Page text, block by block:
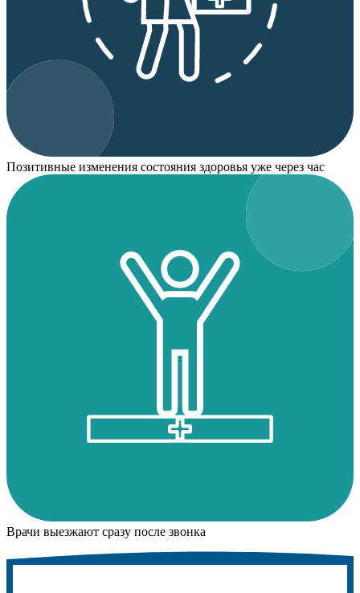
Позитивные изменения состояния здоровья уже через час
Врачи выезжают сразу после звонка